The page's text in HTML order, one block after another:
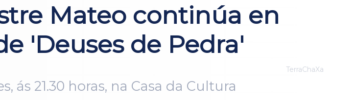
Mateo continúa en
'Deuses de Pedra'
TerraChaXa
21.30 horas, na Casa da Cultura